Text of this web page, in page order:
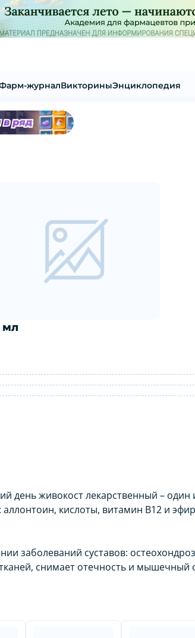
журналВикториныЭнциклопедия
мл
100 мл: инструкция по
день живокост лекарственный –
кислоты, витамин В12 и
заболеваний суставов:
снимает отечность и мышечный